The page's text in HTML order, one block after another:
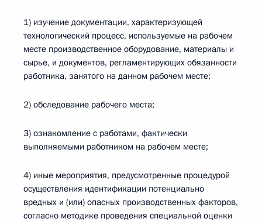
1) изучение документации, характеризующей
технологический процесс, используемые на рабочем
месте производственное оборудование, материалы и
сырье, и документов, регламентирующих обязанности
работника, занятого на данном рабочем месте;
2) обследование рабочего места;
3) ознакомление с работами, фактически
выполняемыми работником на рабочем месте;
4) иные мероприятия, предусмотренные процедурой
осуществления идентификации потенциально
вредных и (или) опасных производственных факторов,
согласно методике проведения специальной оценки